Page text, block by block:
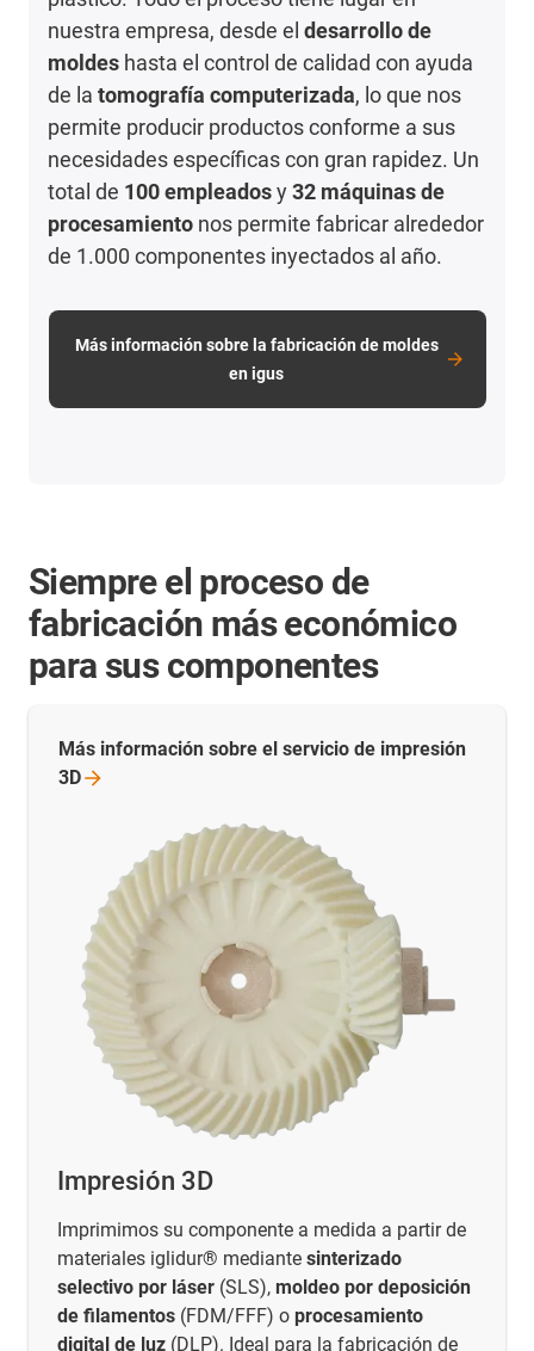
nuestra empresa, desde eldesarrollo de
moldes hasta el control de calidad con ayuda
de latomografía computerizada, lo que nos
permite producir productos conforme a sus
necesidades específicas con gran rapidez. Un
total de 100 empleadosy32 máquinas de
procesamiento nos permite fabricar alrededor
de 1.000 componentes inyectados al año.
Más información sobre la fabricación de moldes
en igus
Siempre el proceso de
fabricación más económico
para sus componentes
Impresión 3D
Imprimimos su componente a medida a partir de
materiales iglidur® mediante sinterizado
selectivo por láser (SLS), moldeo por deposición
de filamentos (FDM/FFF) o procesamiento
digital de luz (DLP). Ideal para la fabricación de
Más información sobre el servicio de impresión
3D